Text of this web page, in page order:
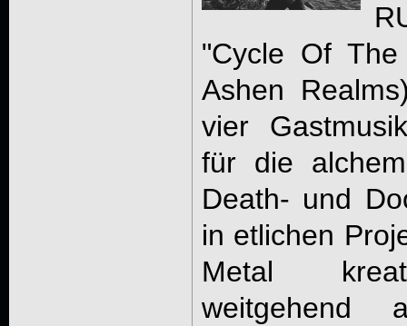
"Cycle Of
Ashen
vier
für die
Death- und
in etlichen
Metal
weitgehend